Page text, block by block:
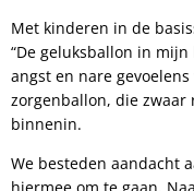
Met kinderen in de
“De geluksballon in
angst en nare
zorgenballon, die zwaar
binnenin.
We besteden aandacht
hiermee om te gaan.